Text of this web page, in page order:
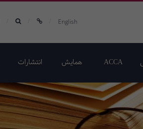
English
ACCA همایش‌ انتشارات